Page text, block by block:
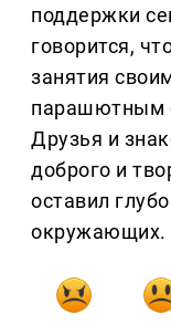
поддержки
говорится,
занятия
парашютным
Друзья и
доброго и
оставил
окружающих.